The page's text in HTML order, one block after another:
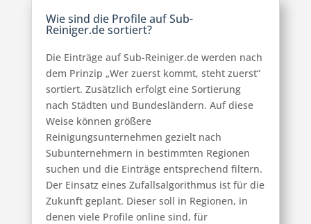
Wie sind die Profile auf Sub-
Reiniger.de sortiert?
Die Einträge auf Sub-Reiniger.de werden nach
dem Prinzip „Wer zuerst kommt, steht zuerst“
sortiert. Zusätzlich erfolgt eine Sortierung
nach Städten und Bundesländern. Auf diese
Weise können größere
Reinigungsunternehmen gezielt nach
Subunternehmern in bestimmten Regionen
suchen und die Einträge entsprechend filtern.
Der Einsatz eines Zufallsalgorithmus ist für die
Zukunft geplant. Dieser soll in Regionen, in
denen viele Profile online sind, für